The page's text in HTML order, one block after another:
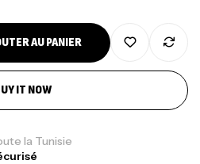
AU PANIER
IT NOW
la Tunisie